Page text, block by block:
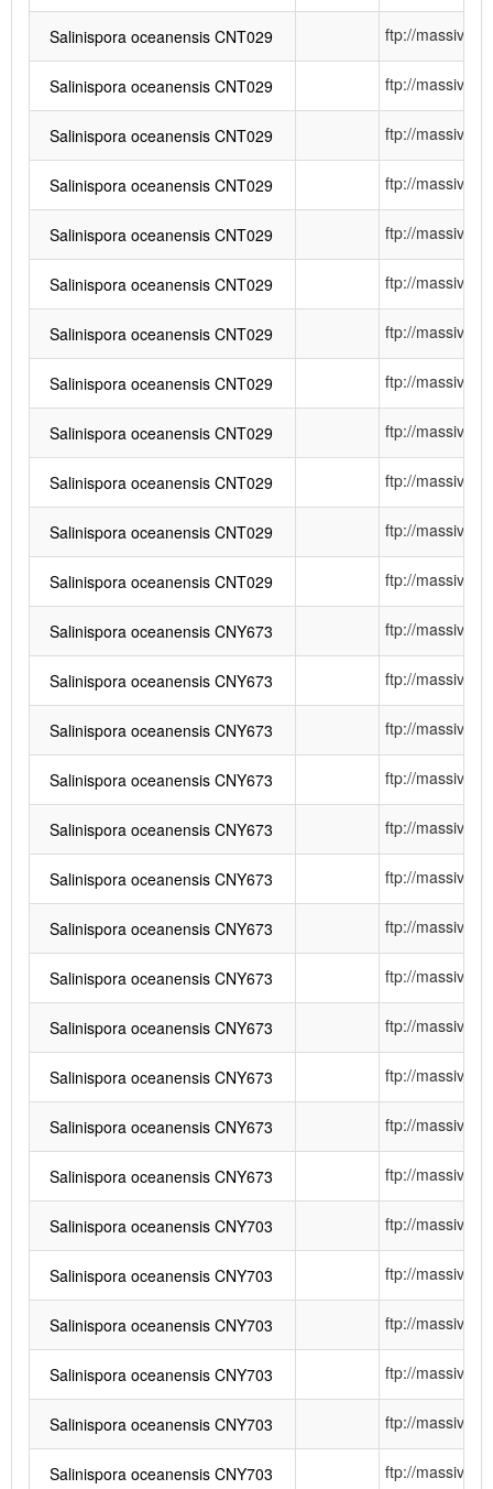
Salinispora oceanensis CNT029 ftp://
Salinispora oceanensis CNT029 ftp://
Salinispora oceanensis CNT029 ftp://
Salinispora oceanensis CNT029 ftp://
Salinispora oceanensis CNT029 ftp://
Salinispora oceanensis CNT029 ftp://
Salinispora oceanensis CNT029 ftp://
Salinispora oceanensis CNT029 ftp://
Salinispora oceanensis CNT029 ftp://
Salinispora oceanensis CNT029 ftp://
Salinispora oceanensis CNT029 ftp://
Salinispora oceanensis CNT029 ftp://
Salinispora oceanensis CNY673 ftp://
Salinispora oceanensis CNY673 ftp://
Salinispora oceanensis CNY673 ftp://
Salinispora oceanensis CNY673 ftp://
Salinispora oceanensis CNY673 ftp://
Salinispora oceanensis CNY673 ftp://
Salinispora oceanensis CNY673 ftp://
Salinispora oceanensis CNY673 ftp://
Salinispora oceanensis CNY673 ftp://
Salinispora oceanensis CNY673 ftp://
Salinispora oceanensis CNY673 ftp://
Salinispora oceanensis CNY673 ftp://
Salinispora oceanensis CNY703 ftp://
Salinispora oceanensis CNY703 ftp://
Salinispora oceanensis CNY703 ftp://
Salinispora oceanensis CNY703 ftp://
Salinispora oceanensis CNY703 ftp://
Salinispora oceanensis CNY703 ftp://